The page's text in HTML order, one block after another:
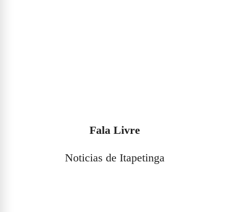
Fala Livre
Noticias de Itapetinga